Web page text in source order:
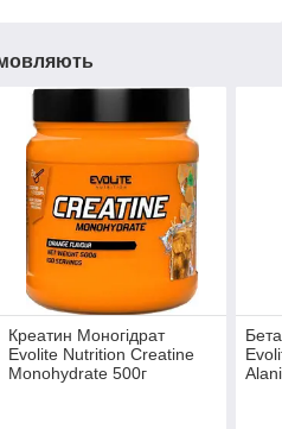
Креатин Моногідрат
Evolite Nutrition Creatine
Monohydrate 500г